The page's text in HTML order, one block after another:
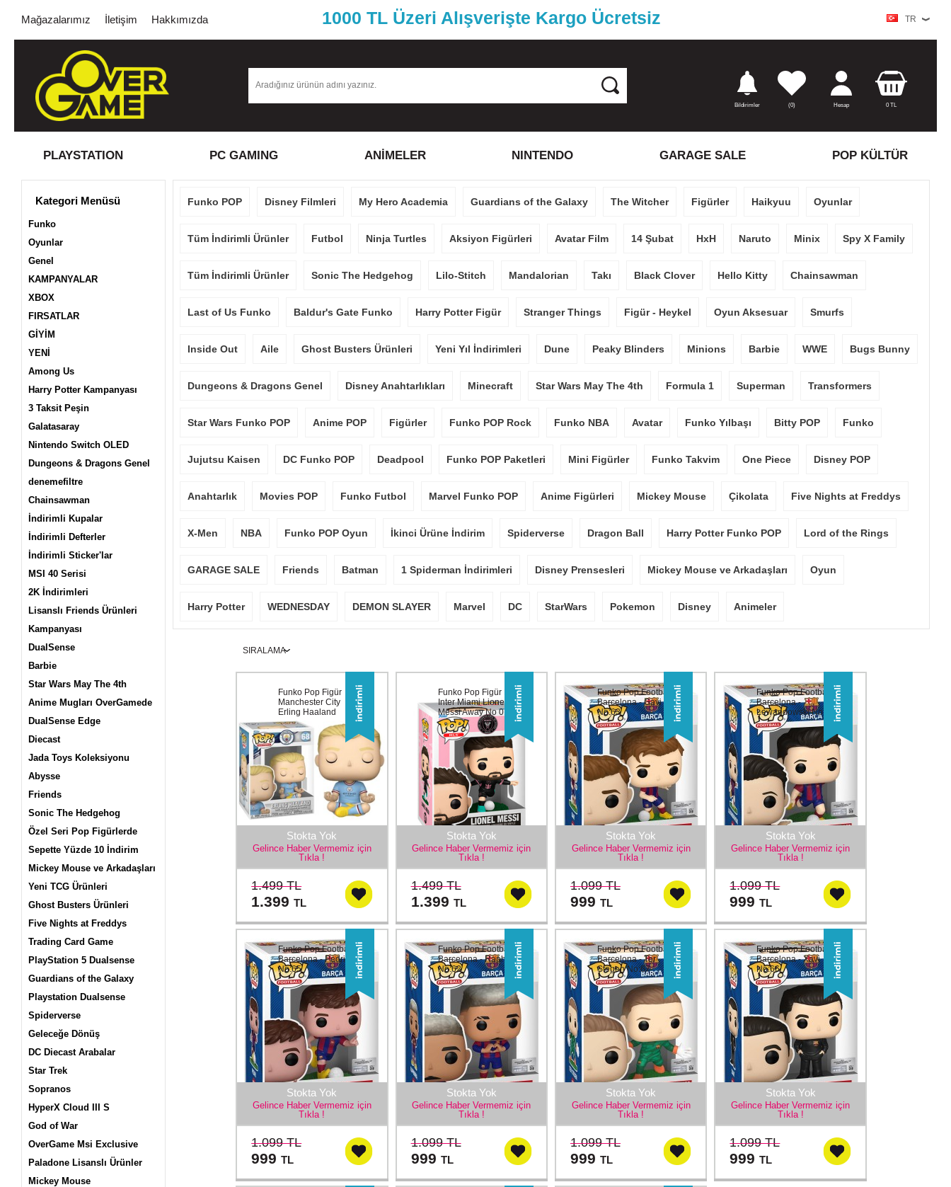
Mağazalarımız İletişim Hakkımızda 1000 TL Üzeri Alışverişte Kargo Ücretsiz TR
Bildirimler (0) Hesap 0TL
PLAYSTATION PC GAMING ANİMELER NINTENDO GARAGE SALE POP KÜLTÜR
Kategori Menüsü
Funko
Oyunlar
Genel
KAMPANYALAR
XBOX
FIRSATLAR
GİYİM
YENİ
Among Us
Harry Potter Kampanyası
3 Taksit Peşin
Galatasaray
Nintendo Switch OLED
Dungeons & Dragons Genel
denemefiltre
Chainsawman
İndirimli Kupalar
İndirimli Defterler
İndirimli Sticker'lar
MSI 40 Serisi
2K İndirimleri
Lisanslı Friends Ürünleri
Kampanyası
DualSense
Barbie
Star Wars May The 4th
Anime Mugları OverGamede
DualSense Edge
Diecast
Jada Toys Koleksiyonu
Abysse
Friends
Sonic The Hedgehog
Özel Seri Pop Figürlerde
Sepette Yüzde 10 İndirim
Mickey Mouse ve Arkadaşları
Yeni TCG Ürünleri
Ghost Busters Ürünleri
Five Nights at Freddys
Trading Card Game
PlayStation 5 Dualsense
Guardians of the Galaxy
Playstation Dualsense
Spiderverse
Geleceğe Dönüş
DC Diecast Arabalar
Star Trek
Sopranos
HyperX Cloud III S
God of War
OverGame Msi Exclusive
Paladone Lisanslı Ürünler
Mickey Mouse
Funko POP Disney Filmleri My Hero Academia Guardians of the Galaxy The Witcher Figürler Haikyuu Oyunlar
Tüm İndirimli Ürünler Futbol Ninja Turtles Aksiyon Figürleri Avatar Film 14 Şubat HxH Naruto Minix Spy X Family
Tüm İndirimli Ürünler Sonic The Hedgehog Lilo-Stitch Mandalorian Takı Black Clover Hello Kitty Chainsawman
Last of Us Funko Baldur's Gate Funko Harry Potter Figür Stranger Things Figür - Heykel Oyun Aksesuar Smurfs
Inside Out Aile Ghost Busters Ürünleri Yeni Yıl İndirimleri Dune Peaky Blinders Minions Barbie WWE Bugs Bunny
Dungeons & Dragons Genel Disney Anahtarlıkları Minecraft Star Wars May The 4th Formula 1 Superman Transformers
Star Wars Funko POP Anime POP Figürler Funko POP Rock Funko NBA Avatar Funko Yılbaşı Bitty POP Funko
Jujutsu Kaisen DC Funko POP Deadpool Funko POP Paketleri Mini Figürler Funko Takvim One Piece Disney POP
Anahtarlık Movies POP Funko Futbol Marvel Funko POP Anime Figürleri Mickey Mouse Çikolata Five Nights at Freddys
X-Men NBA Funko POP Oyun İkinci Ürüne İndirim Spiderverse Dragon Ball Harry Potter Funko POP Lord of the Rings
GARAGE SALE Friends Batman 1 Spiderman İndirimleri Disney Prensesleri Mickey Mouse ve Arkadaşları Oyun
Harry Potter WEDNESDAY DEMON SLAYER Marvel DC StarWars Pokemon Disney Animeler
Stokta Yok
Gelince Haber Vermemiz için
Tıkla !
Funko Pop Figür
Manchester City
Erling Haaland
1.499 TL
1.399TL
Stokta Yok
Gelince Haber Vermemiz için
Tıkla !
Funko Pop Figür MLS
Inter Miami Lionel
Messi Away No 01
1.499 TL
1.399 TL
Stokta Yok
Gelince Haber Vermemiz için
Tıkla !
Funko Pop Football
Barcelona - Gavi
No:63
1.099 TL
999 TL
Stokta Yok
Gelince Haber Vermemiz için
Tıkla !
Funko Pop Football
Barcelona -
Lewandowski No:64
1.099 TL
999TL
Stokta Yok
Gelince Haber Vermemiz için
Tıkla !
Funko Pop Football
Barcelona - Pedri
No:65
1.099 TL
999TL
Stokta Yok
Gelince Haber Vermemiz için
Tıkla !
Funko Pop Football
Barcelona - Raphinha
No:62
1.099 TL
999 TL
Stokta Yok
Gelince Haber Vermemiz için
Tıkla !
Funko Pop Football
Barcelona - Ter
Stegen No:67
1.099 TL
999 TL
Stokta Yok
Gelince Haber Vermemiz için
Tıkla !
Funko Pop Football
Barcelona - Xavi
No:66
1.099 TL
999TL